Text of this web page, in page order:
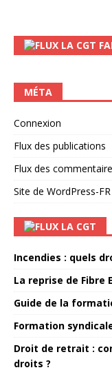
LA CGT
MÉTA
Connexion
Flux des publications
Flux des
Site de WordPress-FR
LA CGT
Incendies : quels
La reprise de Fibre
Guide de la
Formation
Droit de retrait :
droits ?